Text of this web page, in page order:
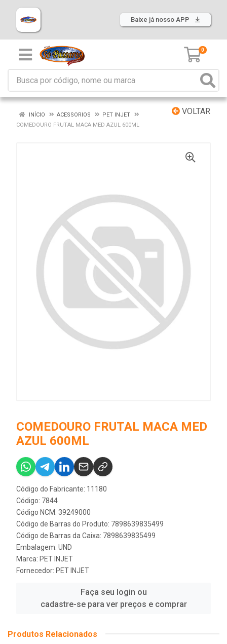
Baixe já nosso APP
0
VOLTAR
INÍCIO ACESSORIOS
PET INJET
COMEDOURO FRUTAL MACA MED AZUL 600ML
COMEDOURO FRUTAL MACA MED
AZUL 600ML
Código do Fabricante: 11180
Código: 7844
Código NCM: 39249000
Código de Barras do Produto: 7898639835499
Código de Barras da Caixa: 7898639835499
Embalagem: UND
Marca: PET INJET
Fornecedor: PET INJET
Faça seu login ou
cadastre-se para ver preços e comprar
Produtos Relacionados